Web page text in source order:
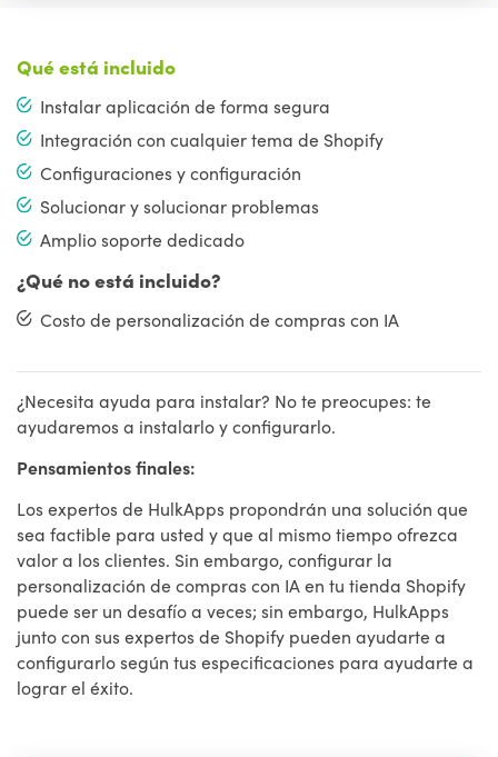
Qué está incluido
Instalar aplicación de forma segura
Integración con cualquier tema de Shopify
Configuraciones y configuración
Solucionar y solucionar problemas
Amplio soporte dedicado
¿Qué no está incluido?
Costo de personalización de compras con IA
¿Necesita ayuda para instalar? No te preocupes: te
ayudaremos a instalarlo y configurarlo.
Pensamientos finales:
Los expertos de HulkApps propondrán una solución que
sea factible para usted y que al mismo tiempo ofrezca
valor a los clientes. Sin embargo, configurar la
personalización de compras con IA en tu tienda Shopify
puede ser un desafío a veces; sin embargo, HulkApps
junto con sus expertos de Shopify pueden ayudarte a
configurarlo según tus especificaciones para ayudarte a
lograr el éxito.